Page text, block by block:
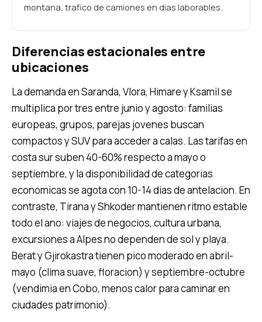
montana, trafico de camiones en dias laborables.
Diferencias estacionales entre
ubicaciones
La demanda en Saranda, Vlora, Himare y Ksamil se
multiplica por tres entre junio y agosto: familias
europeas, grupos, parejas jovenes buscan
compactos y SUV para acceder a calas. Las tarifas en
costa sur suben 40-60% respecto a mayo o
septiembre, y la disponibilidad de categorias
economicas se agota con 10-14 dias de antelacion. En
contraste, Tirana y Shkoder mantienen ritmo estable
todo el ano: viajes de negocios, cultura urbana,
excursiones a Alpes no dependen de sol y playa.
Berat y Gjirokastra tienen pico moderado en abril-
mayo (clima suave, floracion) y septiembre-octubre
(vendimia en Cobo, menos calor para caminar en
ciudades patrimonio).